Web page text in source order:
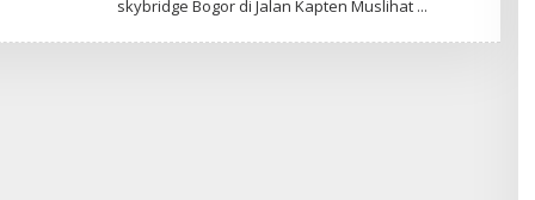
skybridge Bogor di Jalan Kapten Muslihat